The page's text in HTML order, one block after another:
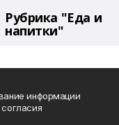
Рубрика "Еда и
напитки"
информации